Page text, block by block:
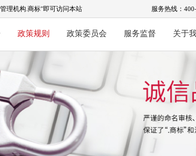
理机构.商标"即可访问本站 服务热线：
政策规则 政策委员会 服务监督 关于